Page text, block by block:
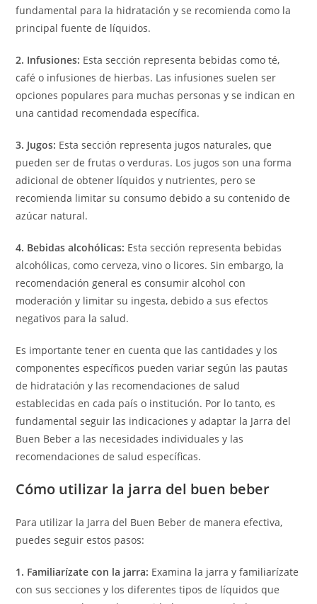
fundamental para la hidratación y se recomienda como la
principal fuente de líquidos.
2. Infusiones: Esta sección representa bebidas como té,
café o infusiones de hierbas. Las infusiones suelen ser
opciones populares para muchas personas y se indican en
una cantidad recomendada específica.
3. Jugos: Esta sección representa jugos naturales, que
pueden ser de frutas o verduras. Los jugos son una forma
adicional de obtener líquidos y nutrientes, pero se
recomienda limitar su consumo debido a su contenido de
azúcar natural.
4. Bebidas alcohólicas: Esta sección representa bebidas
alcohólicas, como cerveza, vino o licores. Sin embargo, la
recomendación general es consumir alcohol con
moderación y limitar su ingesta, debido a sus efectos
negativos para la salud.
Es importante tener en cuenta que las cantidades y los
componentes específicos pueden variar según las pautas
de hidratación y las recomendaciones de salud
establecidas en cada país o institución. Por lo tanto, es
fundamental seguir las indicaciones y adaptar la Jarra del
Buen Beber a las necesidades individuales y las
recomendaciones de salud específicas.
Cómo utilizar la jarra del buen beber
Para utilizar la Jarra del Buen Beber de manera efectiva,
puedes seguir estos pasos:
1. Familiarízate con la jarra: Examina la jarra y familiarízate
con sus secciones y los diferentes tipos de líquidos que